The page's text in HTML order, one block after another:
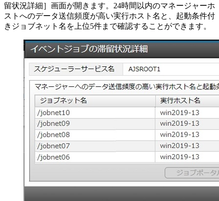
留状況詳細］画面が開きます。24時間以内のマネージャーホ
ストへのデータ送信頻度が高い実行ホスト名と、起動条件付
きジョブネット名を上位5件まで確認することができます。